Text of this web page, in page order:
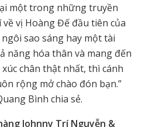
một trong những truyền
vị Hoàng Đế đầu tiên của
sao sáng hay một tài
năng hóa thân và mang đến
chân thật nhất, thì cánh
rộng mở chào đón bạn.”
Bình chia sẻ.
Johnny Trí Nguyễn &